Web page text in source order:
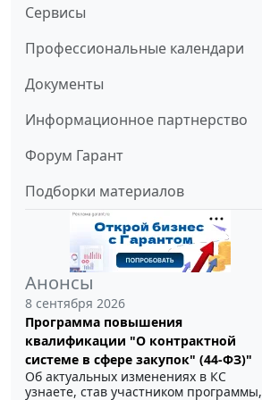
Сервисы
Профессиональные календари
Документы
Информационное партнерство
Форум Гарант
Подборки материалов
Анонсы
8 сентября 2026
Программа повышения
квалификации "О контрактной
системе в сфере закупок" (44-ФЗ)"
Об актуальных изменениях в КС
узнаете, став участником программы,